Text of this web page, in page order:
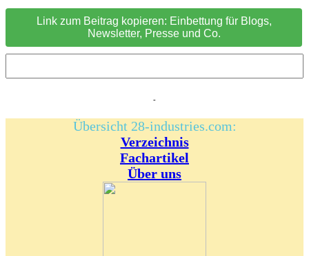
Link zum Beitrag kopieren: Einbettung für Blogs,
Newsletter, Presse und Co.
-
Übersicht 28-industries.com:
Verzeichnis
Fachartikel
Über uns